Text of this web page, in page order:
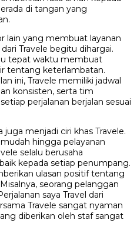
di tangan yang
lain yang membuat layanan
Travele begitu dihargai.
tepat waktu membuat
tentang keterlambatan.
ini, Travele memiliki jadwal
konsisten, serta tim
perjalanan berjalan sesuai
menjadi ciri khas Travele.
hingga pelayanan
selalu berusaha
kepada setiap penumpang.
ulasan positif tentang
seorang pelanggan
saya Travel dari
Travele sangat nyaman
diberikan oleh staf sangat